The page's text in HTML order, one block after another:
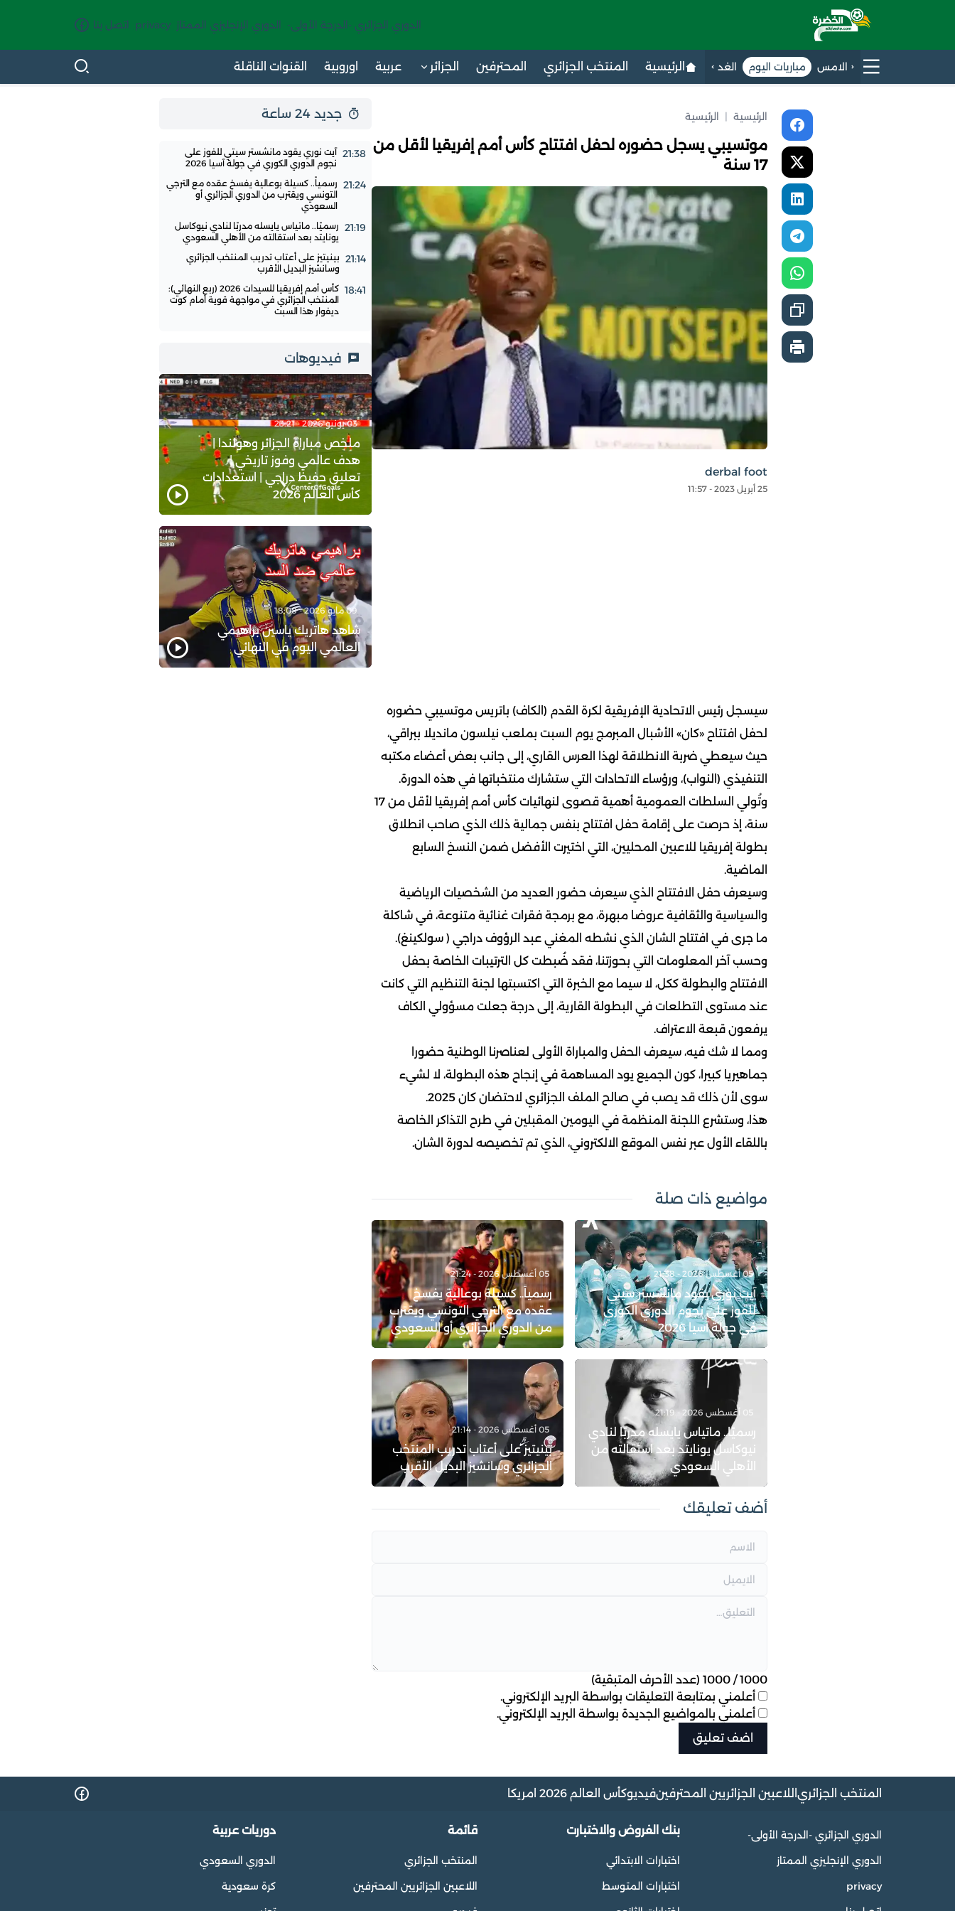
الدوري الجزائري -الدرجة الأولى- الدوري الإنجليزي الممتاز privacy اتصل بنا
الامس مباريات اليوم الغد الرئيسية المنتخب الجزائري المحترفين الجزائر عربية اوروبية القنوات الناقلة
الرئيسية | الرئيسية
موتسيبي يسجل حضوره لحفل افتتاح كأس أمم إفريقيا لأقل من
17 سنة
derbal foot
25 أبريل 2023 - 11:57
سيسجل رئيس الاتحادية الإفريقية لكرة القدم (الكاف) باتريس موتسيبي حضوره
لحفل افتتاح «كان» الأشبال المبرمج يوم السبت بملعب نيلسون مانديلا ببراقي،
حيث سيعطي ضربة الانطلاقة لهذا العرس القاري، إلى جانب بعض أعضاء مكتبه
التنفيذي (النواب)، ورؤساء الاتحادات التي ستشارك منتخباتها في هذه الدورة.
وتُولي السلطات العمومية أهمية قصوى لنهائيات كأس أمم إفريقيا لأقل من 17
سنة، إذ حرصت على إقامة حفل افتتاح بنفس جمالية ذلك الذي صاحب انطلاق
بطولة إفريقيا للاعبين المحليين، التي اختيرت الأفضل ضمن النسخ السابع
الماضية.
وسيعرف حفل الافتتاح الذي سيعرف حضور العديد من الشخصيات الرياضية
والسياسية والثقافية عروضا مبهرة، مع برمجة فقرات غنائية متنوعة، في شاكلة
ما جرى في افتتاح الشان الذي نشطه المغني عبد الرؤوف دراجي ( سولكينغ).
وحسب آخر المعلومات التي بحوزتنا، فقد ضُبطت كل الترتيبات الخاصة بحفل
الافتتاح والبطولة ككل، لا سيما مع الخبرة التي اكتسبتها لجنة التنظيم التي كانت
عند مستوى التطلعات في البطولة القارية، إلى درجة جعلت مسؤولي الكاف
يرفعون قبعة الاعتراف.
ومما لا شك فيه، سيعرف الحفل والمباراة الأولى لعناصرنا الوطنية حضورا
جماهيريا كبيرا، كون الجميع يود المساهمة في إنجاح هذه البطولة، لا لشيء
سوى لأن ذلك قد يصب في صالح الملف الجزائري لاحتضان كان 2025.
هذا، وستشرع اللجنة المنظمة في اليومين المقبلين في طرح التذاكر الخاصة
باللقاء الأول عبر نفس الموقع الالكتروني، الذي تم تخصيصه لدورة الشان.
مواضيع ذات صلة
05 أغسطس 2026 - 21:38
آيت نوري يقود مانشستر سيتي
للفوز على نجوم الدوري الكوري
في جولة آسيا 2026
05 أغسطس 2026 - 21:24
رسمياً.. كسيلة بوعالية يفسخ
عقده مع الترجي التونسي ويقترب
من الدوري الجزائري أو السعودي
05 أغسطس 2026 - 21:19
رسميًا.. ماتياس يايسله مدربًا لنادي
نيوكاسل يونايتد بعد استقالته من
الأهلي السعودي
05 أغسطس 2026 - 21:14
بينيتيز على أعتاب تدريب المنتخب
الجزائري وسانشيز البديل الأقرب
أضف تعليقك
1000
/
1000 (عدد الأحرف المتبقية)
أعلمني بمتابعة التعليقات بواسطة البريد الإلكتروني.
أعلمني بالمواضيع الجديدة بواسطة البريد الإلكتروني.
جديد 24 ساعة
21:38 آيت نوري يقود مانشستر سيتي للفوز على
نجوم الدوري الكوري في جولة آسيا 2026
21:24 رسمياً.. كسيلة بوعالية يفسخ عقده مع الترجي
التونسي ويقترب من الدوري الجزائري أو
السعودي
21:19 رسميًا.. ماتياس يايسله مدربًا لنادي نيوكاسل
يونايتد بعد استقالته من الأهلي السعودي
21:14 بينيتيز على أعتاب تدريب المنتخب الجزائري
وسانشيز البديل الأقرب
18:41
كأس أمم إفريقيا للسيدات 2026 (ربع النهائي):
المنتخب الجزائري في مواجهة قوية أمام كوت
ديفوار هذا السبت
فيديوهات
03 يونيو 2026 - 23:21
ملخص مباراة الجزائر وهولندا |
هدف عالمي وفوز تاريخي |
تعليق حفيظ دراجي | استعدادات
كأس العالم 2026
09 مايو 2026 - 18:08
شاهد هاتريك ياسين براهيمي
العالمي اليوم في النهائي
المنتخب الجزائري اللاعبين الجزائريين المحترفينفيديوكأس العالم 2026 امريكا
الدوري الجزائري -الدرجة الأولى-
الدوري الإنجليزي الممتاز
privacy
بنك الفروض والاختبارت
اختبارات الابتدائي
اختبارات المتوسط
قائمة
المنتخب الجزائري
اللاعبين الجزائريين المحترفين
دوريات عربية
الدوري السعودي
كرة سعودية